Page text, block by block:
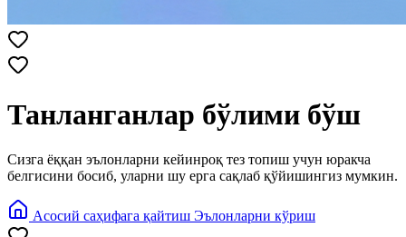
Танланганлар бўлими бўш
Сизга ёққан эълонларни кейинроқ тез топиш учун юракча
белгисини босиб, уларни шу ерга сақлаб қўйишингиз мумкин.
Асосий саҳифага қайтиш Эълонларни кўриш